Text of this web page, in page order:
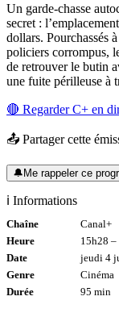
Un garde-chasse
secret :
dollars. Pourchassés
policiers corrompus,
de retrouver le butin
une fuite périlleuse à
🔴 RegarderC+ en
📤 Partager cette
🔔Me rappeler ce
ℹ️ Informations
Chaîne
Canal+
Heure
15h28 –
Date
jeudi 4
Genre
Cinéma
Durée
95 min